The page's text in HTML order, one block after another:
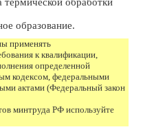
образование.
применять
к квалификации,
определенной
кодексом, федеральными
актами (Федеральный закон
минтруда РФ используйте